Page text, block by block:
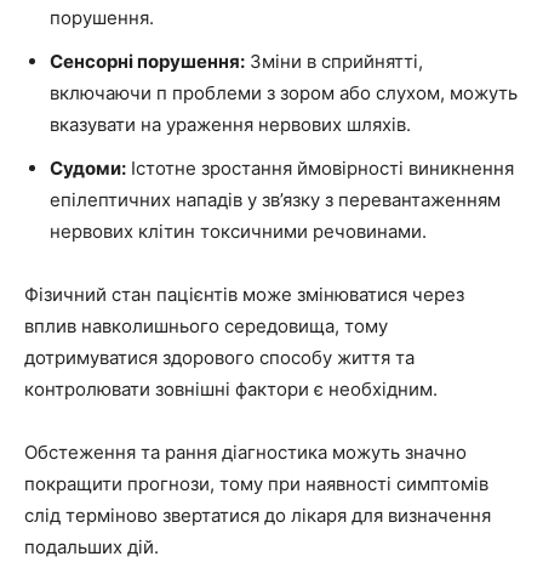
порушення.
Сенсорні порушення: Зміни в сприйнятті,
включаючи п проблеми з зором або слухом, можуть
вказувати на ураження нервових шляхів.
Судоми: Істотне зростання ймовірності виникнення
епілептичних нападів у зв’язку з перевантаженням
нервових клітин токсичними речовинами.
Фізичний стан пацієнтів може змінюватися через
вплив навколишнього середовища, тому
дотримуватися здорового способу життя та
контролювати зовнішні фактори є необхідним.
Обстеження та рання діагностика можуть значно
покращити прогнози, тому при наявності симптомів
слід терміново звертатися до лікаря для визначення
подальших дій.